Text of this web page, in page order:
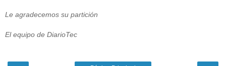
Le agradecemos su partición
El equipo de DiarioTec